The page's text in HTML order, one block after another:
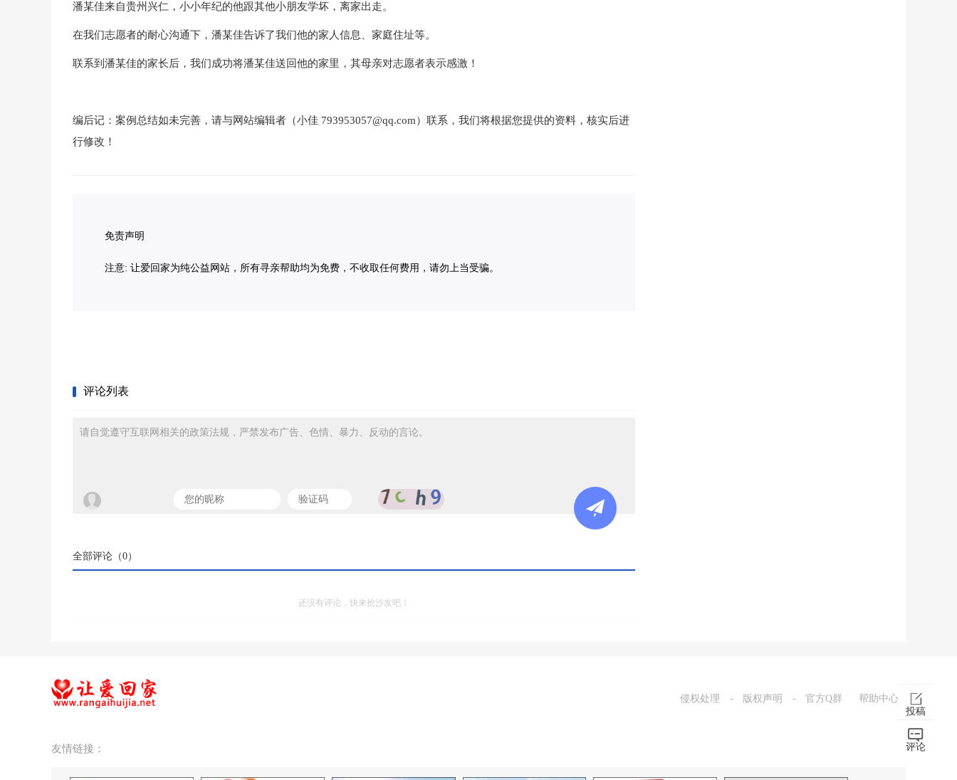
投稿
评论
潘某佳来自贵州兴仁，小小年纪的他跟其他小朋友学坏，离家出走。
在我们志愿者的耐心沟通下，潘某佳告诉了我们他的家人信息、家庭住址等。
联系到潘某佳的家长后，我们成功将潘某佳送回他的家里，其母亲对志愿者表示感激！
编后记：案例总结如未完善，请与网站编辑者（小佳 793953057@qq.com）联系，我们将根据您提供的资料，核实后进
行修改！
免责声明
注意: 让爱回家为纯公益网站，所有寻亲帮助均为免费，不收取任何费用，请勿上当受骗。
评论列表
请自觉遵守互联网相关的政策法规，严禁发布广告、色情、暴力、反动的言论。
全部评论（0）
还没有评论，快来抢沙发吧！
侵权处理 - 版权声明 - 官方Q群 帮助中心
友情链接：